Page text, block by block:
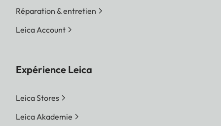
Réparation & entretien
Leica Account
Expérience Leica
Leica Stores
Leica Akademie